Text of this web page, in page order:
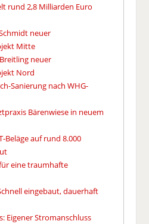
rund 2,8 Milliarden Euro
neuer
Mitte
neuer
Nord
Sanierung nach WHG-
Bärenwiese in neuem
Beläge auf rund 8.000
eine traumhafte
eingebaut, dauerhaft
Eigener Stromanschluss